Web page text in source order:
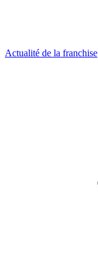
Actualité de la franchise